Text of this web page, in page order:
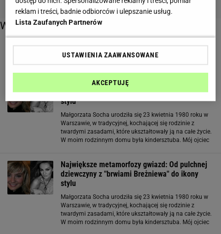
Więcej o:
metamorfozy gwiazd
Największe metamorfozy gwiazd: Od pulchnej
dziewczyny z "brwiami Breżniewa" do ikony
stylu
Małgorzata Socha urodziła się 23 kwietnia 1980 roku w
Warszawie, w tradycyjnej, kochającej się rodzinie z
twardymi zasadami, które ukształtowały ją na całe życie.
W moim rodzinnym domu była kindersztuba. Mój ojciec
Największe metamorfozy gwiazd: Od pulchnej
dziewczyny z "brwiami Breżniewa" do ikony
stylu
Małgorzata Socha urodziła się 23 kwietnia 1980 roku w
Warszawie, w tradycyjnej, kochającej się rodzinie z
twardymi zasadami, które ukształtowały ją na całe życie.
W moim rodzinnym domu była kindersztuba. Mój ojciec
reklam i treści, badnie odbiorców i ulepszanie usług.
Lista Zaufanych Partnerów
USTAWIENIA ZAAWANSOWANE
AKCEPTUJĘ